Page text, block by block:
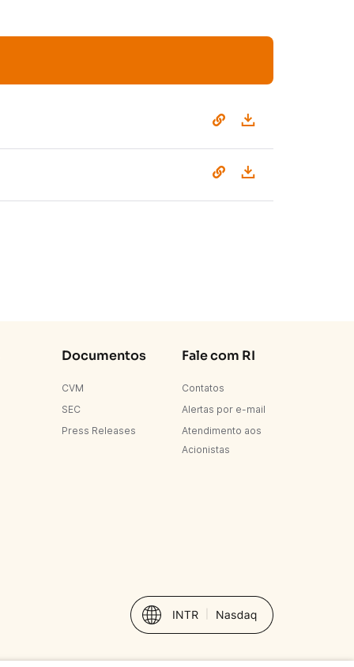
Documentos
CVM
SEC
Press Releases
Fale com RI
Contatos
Alertas por e-mail
Atendimento aos
Acionistas